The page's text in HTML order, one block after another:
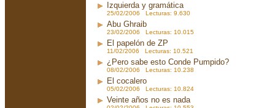
Izquierda y gramática
25/02/2006 Lecturas: 9.630
Abu Ghraib
23/02/2006 Lecturas: 10.015
El papelón de ZP
11/02/2006 Lecturas: 10.521
¿Pero sabe esto Conde Pumpido?
08/02/2006 Lecturas: 10.238
El cocalero
05/02/2006 Lecturas: 10.824
Veinte años no es nada